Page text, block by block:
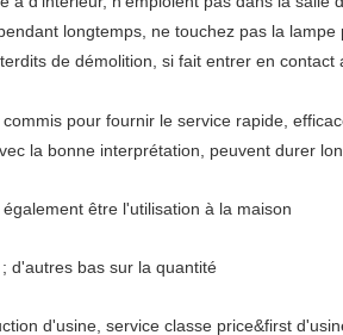
longtemps, ne touchez pas la
de démolition, si fait entrer en
pour fournir le service rapide,
la bonne interprétation, peuvent durer
être l'utilisation à la maison
d'autres bas sur la quantité
d'usine, service classe price&first